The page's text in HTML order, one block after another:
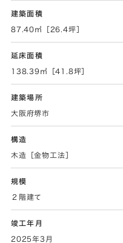
建築面積
87.40㎡［26.4坪］
延床面積
138.39㎡［41.8坪］
建築場所
大阪府堺市
構造
木造［金物工法］
規模
２階建て
竣工年月
2025年3月